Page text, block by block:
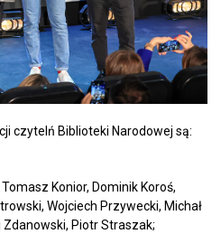
czytelń Biblioteki Narodowej są:
Konior, Dominik Koroś,
Wojciech Przywecki, Michał
Zdanowski, Piotr Straszak;